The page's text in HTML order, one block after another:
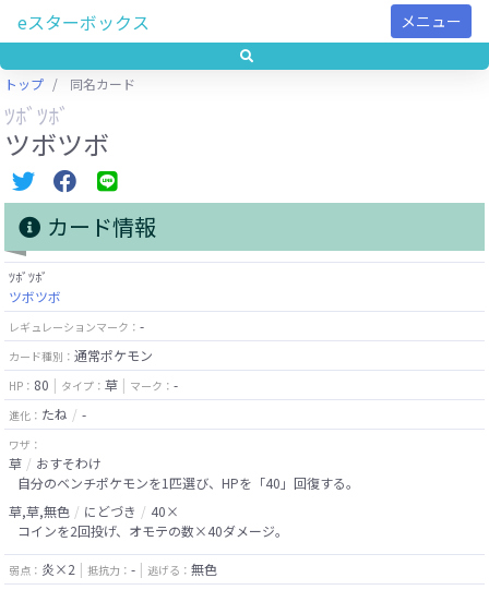
eスターボックス メニュー
トップ 同名カード
ﾂﾎﾞﾂﾎﾞ
ツボツボ
カード情報
ﾂﾎﾞﾂﾎﾞ
ツボツボ
レギュレーションマーク： -
カード種別： 通常ポケモン
HP： 80 タイプ： 草 マーク： -
進化： たね -
ワザ：
草
おすそわけ
自分のベンチポケモンを1匹選び、HPを「40」回復する。
草,草,無色
にどづき
40×
コインを2回投げ、オモテの数×40ダメージ。
弱点： 炎×2 抵抗力： - 逃げる： 無色